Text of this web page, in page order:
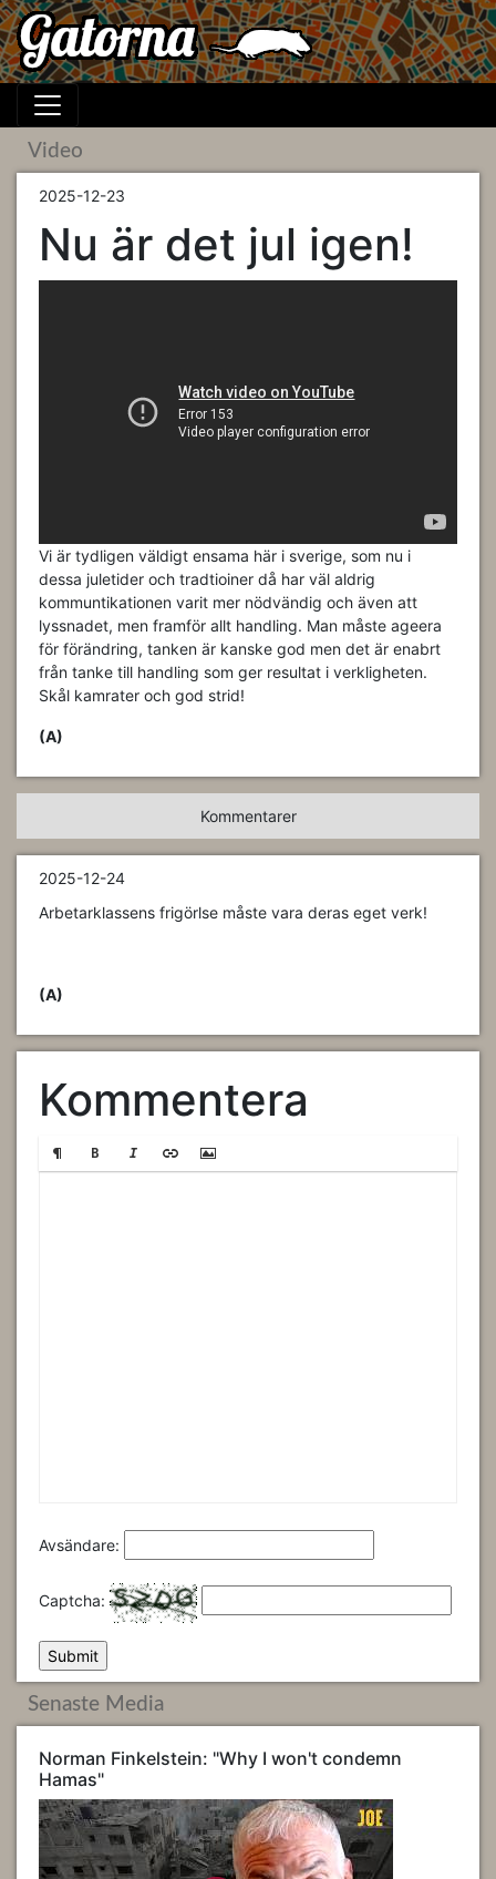
Video
2025-12-23
Nu är det jul igen!
Vi är tydligen väldigt ensama här i sverige, som nu i
dessa juletider och tradtioiner då har väl aldrig
kommuntikationen varit mer nödvändig och även att
lyssnadet, men framför allt handling. Man måste ageera
för förändring, tanken är kanske god men det är enabrt
från tanke till handling som ger resultat i verkligheten.
Skål kamrater och god strid!
(A)
Kommentarer
2025-12-24
Arbetarklassens frigörlse måste vara deras eget verk!
(A)
Kommentera
Avsändare:
Captcha:
Senaste Media
Norman Finkelstein: "Why I won't condemn
Hamas"